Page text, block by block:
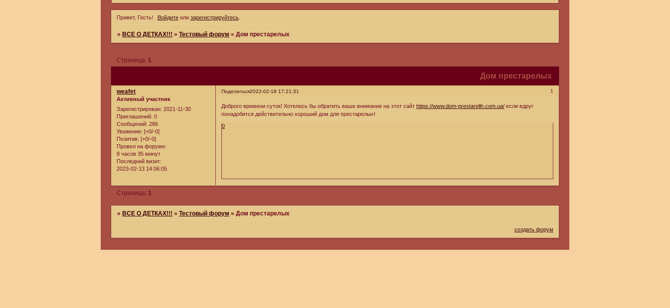
Привет, Гость! Войдитеили зарегистрируйтесь.
» ВСЕ О ДЕТКАХ!!! »Тестовый форум »Дом престарелых
Дом престарелых
Страница: 1
Поделиться 1
2022-02-18 17:21:31
weafet
Активный участник
Зарегистрирован: 2021-11-30
Приглашений: 0
Сообщений: 286
Уважение: [+0/-0]
Позитив: [+0/-0]
Провел на форуме:
8 часов 35 минут
Последний визит:
2023-02-13 14:06:05
Доброго времени суток! Хотелось бы обратить ваше внимание на этот сайтhttps://www.dom-prestarelih.com.ua/ если вдруг
понадобится действительно хороший дом для престарелых!
0
Страница: 1
» ВСЕ О ДЕТКАХ!!! »Тестовый форум »Дом престарелых
создать форум